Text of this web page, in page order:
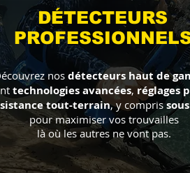
DÉTECTEURS
nos détecteurs haut de
technologies avancées, réglages
tout-terrain, y compris
pour maximiser vos trouvailles
là où les autres ne vont pas.